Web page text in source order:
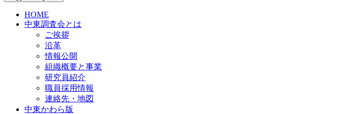
HOME
中東調査会とは
ご挨拶
沿革
情報公開
組織概要と事業
研究員紹介
職員採用情報
連絡先・地図
中東かわら版